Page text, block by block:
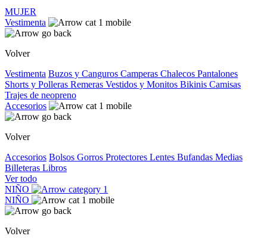
MUJER
Vestimenta
Volver
Vestimenta Buzos y Canguros Camperas Chalecos Pantalones
Shorts y Polleras Remeras Vestidos y Monitos Bikinis Camisas
Trajes de neopreno
Accesorios
Volver
Accesorios Bolsos Gorros Protectores Lentes Bufandas Medias
Billeteras Libros
Ver todo
NIÑO
NIÑO
Volver